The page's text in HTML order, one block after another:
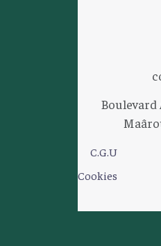
C.G.U
Cookies
Boulevard